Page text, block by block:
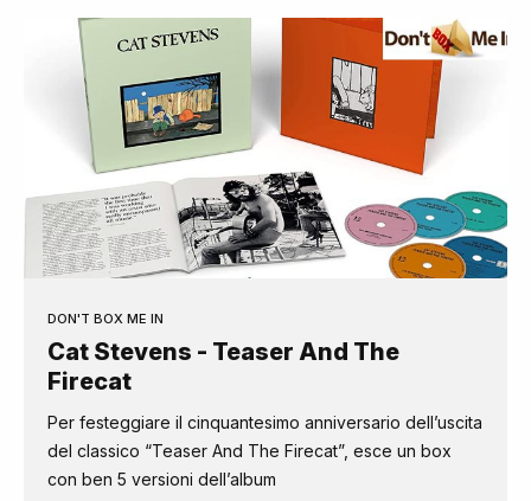
DON'T BOX ME IN
Cat Stevens - Teaser And The
Firecat
Per festeggiare il cinquantesimo anniversario dell’uscita
del classico “Teaser And The Firecat”, esce un box
con ben 5 versioni dell’album